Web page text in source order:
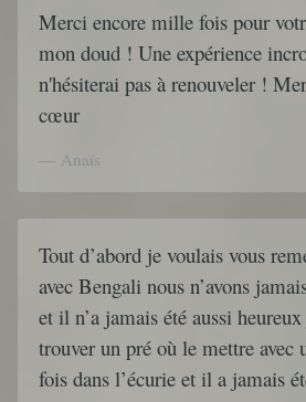
Merci encore mille fois pour
mon doud ! Une expérience
n'hésiterai pas à renouveler !
cœur
Anaïs
Tout d’abord je voulais vous
avec Bengali nous n’avons
et il n’a jamais été aussi
trouver un pré où le mettre avec
fois dans l’écurie et il a jamais